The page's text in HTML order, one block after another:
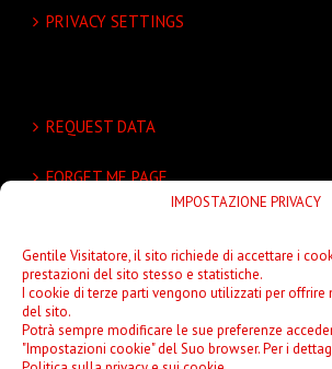
PRIVACY SETTINGS
REQUEST DATA
FORGET ME PAGE
IMPOSTAZIONE PRIVACY
Gentile Visitatore, il sito richiede di accettare i
prestazioni del sito stesso e statistiche.
I cookie di terze parti vengono utilizzati per
del sito.
Potrà sempre modificare le sue preferenze
"Impostazioni cookie" del Suo browser. Per i